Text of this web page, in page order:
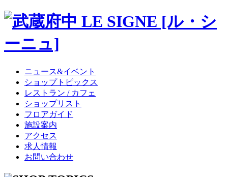
ニュース&イベント
ショップトピックス
レストラン / カフェ
ショップリスト
フロアガイド
施設案内
アクセス
求人情報
お問い合わせ